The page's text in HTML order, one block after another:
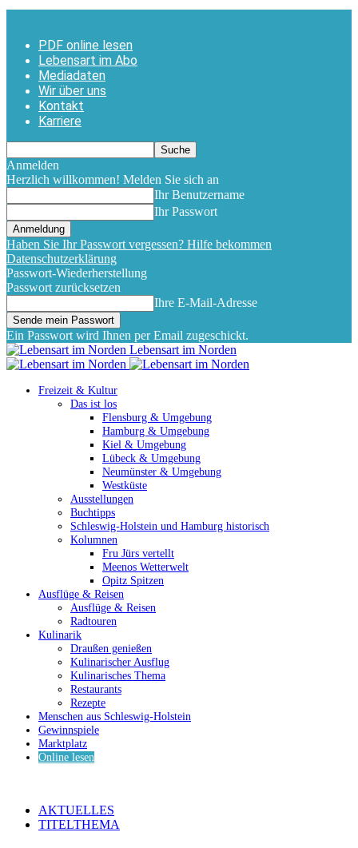
PDF online lesen
Lebensart im Abo
Mediadaten
Wir über uns
Kontakt
Karriere
Anmelden
Herzlich willkommen! Melden Sie sich an
Ihr Benutzername
Ihr Passwort
Haben Sie Ihr Passwort vergessen? Hilfe bekommen
Datenschutzerklärung
Passwort-Wiederherstellung
Passwort zurücksetzen
Ihre E-Mail-Adresse
Ein Passwort wird Ihnen per Email zugeschickt.
Lebensart im Norden
Freizeit & Kultur
Das ist los
Flensburg & Umgebung
Hamburg & Umgebung
Kiel & Umgebung
Lübeck & Umgebung
Neumünster & Umgebung
Westküste
Ausstellungen
Buchtipps
Schleswig-Holstein und Hamburg historisch
Kolumnen
Fru Jürs vertellt
Meenos Wetterwelt
Opitz Spitzen
Ausflüge & Reisen
Ausflüge & Reisen
Radtouren
Kulinarik
Draußen genießen
Kulinarischer Ausflug
Kulinarisches Thema
Restaurants
Rezepte
Menschen aus Schleswig-Holstein
Gewinnspiele
Marktplatz
Online lesen
AKTUELLES
TITELTHEMA